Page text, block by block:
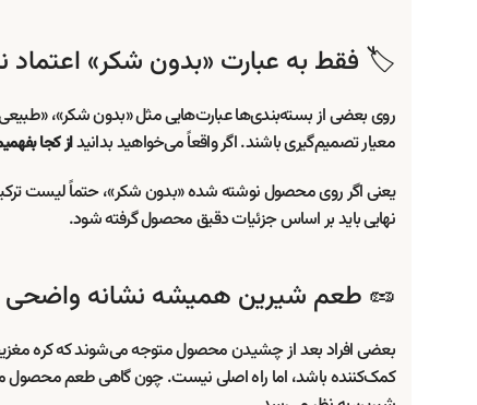
🏷️ فقط به عبارت «بدون شکر» اعتماد
روی بعضی از بسته‌بندی‌ها عبارت‌هایی مثل «بدون شکر»،
معیار تصمیم‌گیری باشند. اگر واقعاً می‌خواهید بدانیداز کجا
یعنی اگر روی محصول نوشته شده «بدون شکر»، حتماً لیست
نهایی باید بر اساس جزئیات دقیق محصول گرفته شود.
🥜 طعم شیرین همیشه نشانه واضحی
بعضی افراد بعد از چشیدن محصول متوجه می‌شوند که کره
کمک‌کننده باشد، اما راه اصلی نیست. چون گاهی طعم محصول